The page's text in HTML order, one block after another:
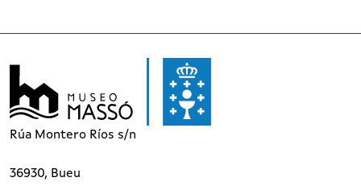
Rúa Montero Ríos s/n
36930, Bueu